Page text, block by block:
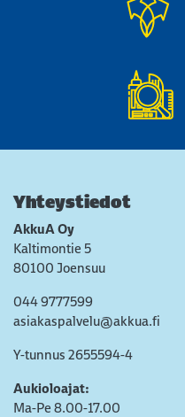
Yhteystiedot
AkkuA Oy
Kaltimontie 5
80100 Joensuu
044 9777599
asiakaspalvelu@akkua.fi
Y-tunnus 2655594-4
Aukioloajat:
Ma-Pe 8.00-17.00